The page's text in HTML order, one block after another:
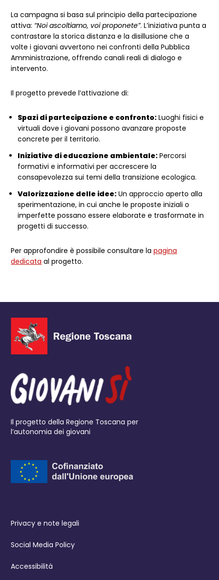
La campagna si basa sul principio della partecipazione
attiva:“Noi ascoltiamo, voi proponete”. L’iniziativa punta a
contrastare la storica distanza e la disillusione che a
volte i giovani avvertono nei confronti della Pubblica
Amministrazione, offrendo canali reali di dialogo e
intervento.
Il progetto prevede l’attivazione di:
Spazi di partecipazione e confronto: Luoghi fisici e
virtuali dove i giovani possono avanzare proposte
concrete per il territorio.
Iniziative di educazione ambientale: Percorsi
formativi e informativi per accrescere la
consapevolezza sui temi della transizione ecologica.
Valorizzazione delle idee: Un approccio aperto alla
sperimentazione, in cui anche le proposte iniziali o
imperfette possano essere elaborate e trasformate in
progetti di successo.
Per approfondire è possibile consultare lapagina
dedicata al progetto.
Il progetto della Regione Toscana per
l’autonomia dei giovani
Privacy e note legali
Social Media Policy
Accessibilità